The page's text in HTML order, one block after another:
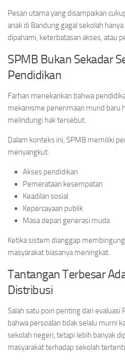
Pesan utama yang disampaikan
anak di Bandung gagal sekolah
dipahami, keterbatasan akses, atau
SPMB Bukan Sekadar
Pendidikan
Farhan menekankan bahwa
mekanisme penerimaan murid baru
melindungi hak tersebut.
Dalam konteks ini, SPMB memiliki
menyangkut:
Akses pendidikan
Pemerataan kesempatan
Keadilan sosial
Kepercayaan publik
Masa depan generasi muda
Ketika sistem dianggap
masyarakat biasanya meningkat.
Tantangan Terbesar
Distribusi
Salah satu poin penting dari evaluasi
bahwa persoalan tidak selalu murni
sekolah negeri, tetapi lebih banyak
masyarakat terhadap sekolah